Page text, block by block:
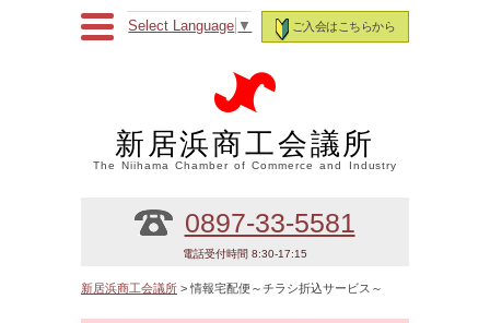
ご入会はこちらから
Select Language ▼
新居浜商工会議所
The Niihama Chamber of Commerce and Industry
0897-33-5581
電話受付時間 8:30-17:15
新居浜商工会議所 > 情報宅配便～チラシ折込サービス～